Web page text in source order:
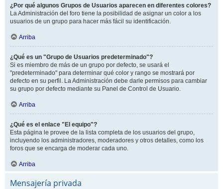
¿Por qué algunos Grupos de Usuarios aparecen en diferentes colores?
La Administración del foro tiene la posibilidad de asignar un color a los
usuarios de un grupo para hacer más fácil su identificación.
Arriba
¿Qué es un "Grupo de Usuarios predeterminado"?
Si es miembro de más de un grupo por defecto, se usará el
"predeterminado" para determinar qué color y rango se mostrará por
defecto en su perfil. La Administración debe darle permisos para cambiar
su grupo por defecto mediante su Panel de Control de Usuario.
Arriba
¿Qué es el enlace "El equipo"?
Esta página le provee de la lista completa de los usuarios del grupo,
incluyendo los administradores, moderadores y otros detalles, como los
foros que se encarga de moderar cada uno.
Arriba
Mensajería privada